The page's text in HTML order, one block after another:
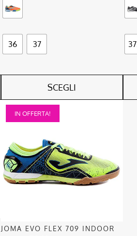
36 37
SCEGLI
IN OFFERTA!
JOMA EVO FLEX 709 INDOOR
Questo
prodotto
varianti.
Le
opzioni
possono
pagina